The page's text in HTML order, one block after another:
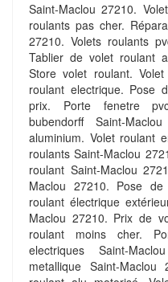
Saint-Maclou 27210.
roulants pas cher.
27210. Volets roulants
Tablier de volet roulant
Store volet roulant.
roulant electrique. Pose
prix. Porte fenetre
bubendorff Saint-
aluminium. Volet roulant
roulants Saint-Maclou
roulant Saint-Maclou
Maclou 27210. Pose
roulant électrique
Maclou 27210. Prix de
roulant moins cher.
electriques Saint-
metallique Saint-